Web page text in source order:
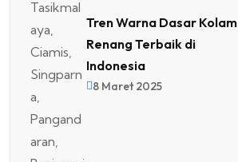
Tren Warna Dasar Kolam
Renang Terbaik di
Indonesia
8 Maret 2025